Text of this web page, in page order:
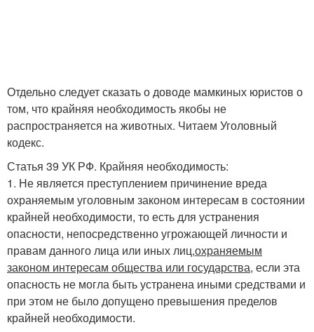
Отдельно следует сказать о доводе мамкиных юристов о
том, что крайняя необходимость якобы не
распространяется на животных. Читаем Уголовный
кодекс.
Статья 39 УК РФ. Крайняя необходимость:
1. Не является преступлением причинение вреда
охраняемым уголовным законом интересам в состоянии
крайней необходимости, то есть для устранения
опасности, непосредственно угрожающей личности и
правам данного лица или иных лиц,охраняемым
законом интересам общества или государства, если эта
опасность не могла быть устранена иными средствами и
при этом не было допущено превышения пределов
крайней необходимости.